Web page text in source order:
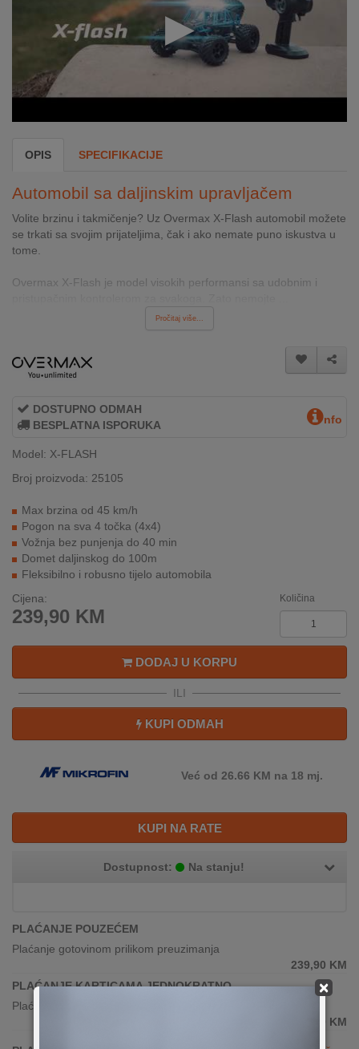
AKCIJE
PONUDI
KONTAKT
NA
SERVIS
O
NAMA
KATALOZI
KUPITI?
KUPOVINA
IZ
INOSTRANSTVA
OZNAKE
UČINKOVITOSTI
×
OPIS SPECIFIKACIJE
Automobil sa daljinskim upravljačem
Volite brzinu i takmičenje? Uz Overmax X-Flash automobil možete
se trkati sa svojim prijateljima, čak i ako nemate puno iskustva u
tome.
Overmax X-Flash je model visokih performansi sa udobnim i
Pročitaj više...
DOSTUPNO ODMAH
BESPLATNA ISPORUKA
nfo
Model: X-FLASH
Broj proizvoda: 25105
Max brzina od 45 km/h
Pogon na sva 4 točka (4x4)
Vožnja bez punjenja do 40 min
Domet daljinskog do 100m
Fleksibilno i robusno tijelo automobila
Cijena:
239,90 KM
Količina
DODAJ U KORPU
ILI
KUPI ODMAH
Već od 26.66 KM na 18 mj.
KUPI NA RATE
Dostupnost: Na stanju!
PLAĆANJE POUZEĆEM
Plaćanje gotovinom prilikom preuzimanja
239,90 KM
PLAĆANJE KARTICAMA JEDNOKRATNO
Plaćanje karticama(sve banke)
KM